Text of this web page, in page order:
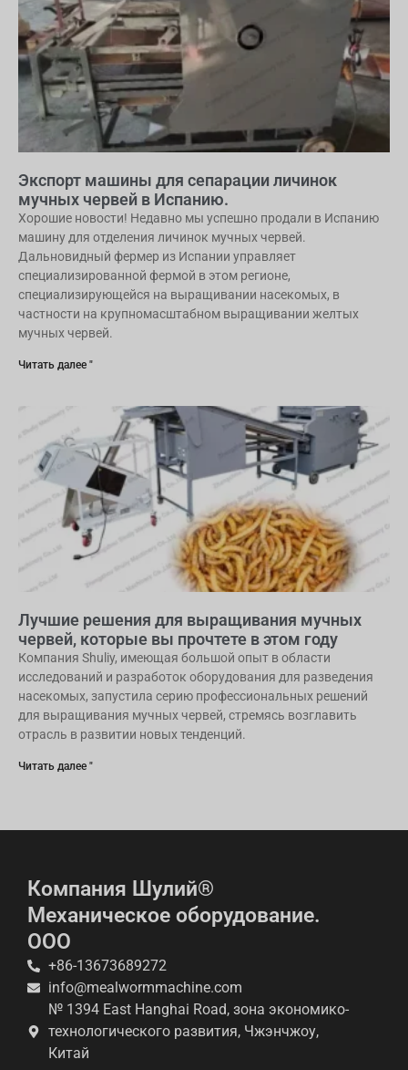
Экспорт машины для сепарации личинок
мучных червей в Испанию.
Хорошие новости! Недавно мы успешно продали в Испанию
машину для отделения личинок мучных червей.
Дальновидный фермер из Испании управляет
специализированной фермой в этом регионе,
специализирующейся на выращивании насекомых, в
частности на крупномасштабном выращивании желтых
мучных червей.
Читать далее "
Лучшие решения для выращивания мучных
червей, которые вы прочтете в этом году
Компания Shuliy, имеющая большой опыт в области
исследований и разработок оборудования для разведения
насекомых, запустила серию профессиональных решений
для выращивания мучных червей, стремясь возглавить
отрасль в развитии новых тенденций.
Читать далее "
Компания Шулий®
Механическое оборудование.
ООО
+86-13673689272
info@mealwormmachine.com
№ 1394 East Hanghai Road, зона экономико-
технологического развития, Чжэнчжоу,
Китай